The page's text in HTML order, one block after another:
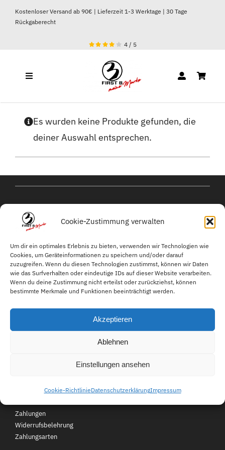
Cookie-Zustimmung verwalten
Um dir ein optimales Erlebnis zu bieten, verwenden wir Technologien wie
Cookies, um Geräteinformationen zu speichern und/oder darauf
zuzugreifen. Wenn du diesen Technologien zustimmst, können wir Daten
wie das Surfverhalten oder eindeutige IDs auf dieser Website verarbeiten.
Wenn du deine Zustimmung nicht erteilst oder zurückziehst, können
bestimmte Merkmale und Funktionen beeinträchtigt werden.
Akzeptieren
Ablehnen
Einstellungen ansehen
Cookie-RichtlinieDatenschutzerklärungImpressum
Zum
Inhalt
Kostenloser Versand ab 90€ | Lieferzeit 1-3 Werktage | 30 Tage
Rückgaberecht
4/ 5
Toggle
Es wurden keine Produkte gefunden, die
deiner Auswahl entsprechen.
kontakt@michael-
heinen.com
Melde Sie uns Ihr Anliegen
einfach per E-Mail.
049559343611
Mo-Fr 08:00-16:00 Uhr für
Lieferzeit 1-3 Tage
Zahlungen
Widerrufsbelehrung
Zahlungsarten
Über First B
Unsere Filialen